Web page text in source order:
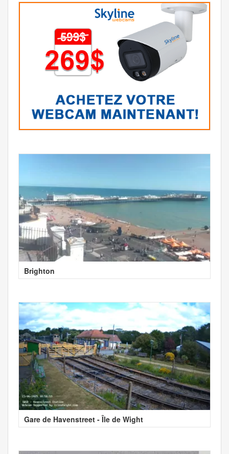
Brighton
Gare de Havenstreet - Île de Wight